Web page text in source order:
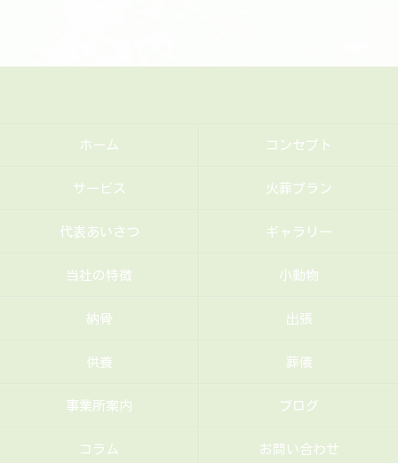
ホーム コンセプト
サービス 火葬プラン
代表あいさつ ギャラリー
当社の特徴 小動物
納骨 出張
供養 葬儀
事業所案内 ブログ
コラム お問い合わせ